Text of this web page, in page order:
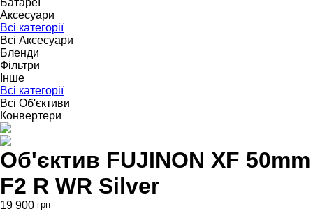
Батареї
Аксесуари
Всі категорії
Всі Аксесуари
Бленди
Фільтри
Інше
Всі категорії
Всі Об'єктиви
Конвертери
Об'єктив FUJINON XF 50mm
F2 R WR Silver
19 900 грн